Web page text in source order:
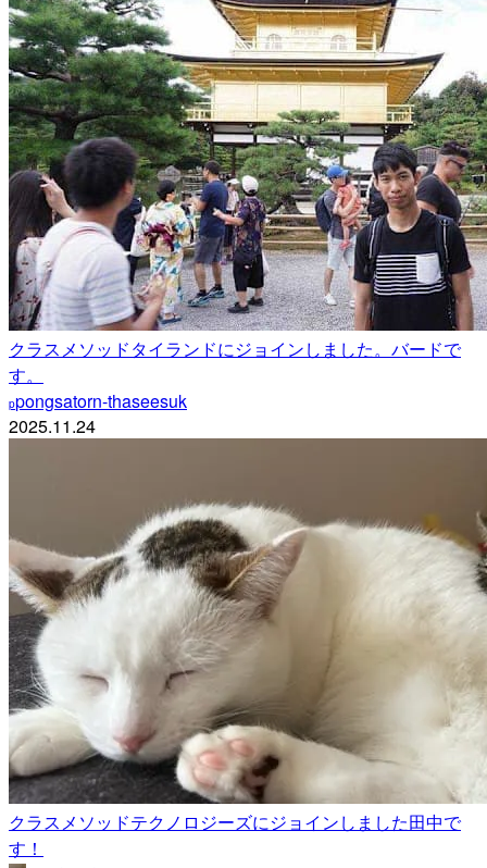
クラスメソッドタイランドにジョインしました。バードで
す。
ppongsatorn-thaseesuk
2025.11.24
クラスメソッドテクノロジーズにジョインしました田中で
す！